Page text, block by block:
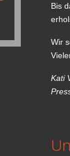
Bis
Wir
Kati